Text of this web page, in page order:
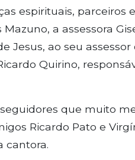
espirituais, parceiros
a assessora
Jesus, ao seu
Quirino,
que muito
Ricardo Pato e
cantora.